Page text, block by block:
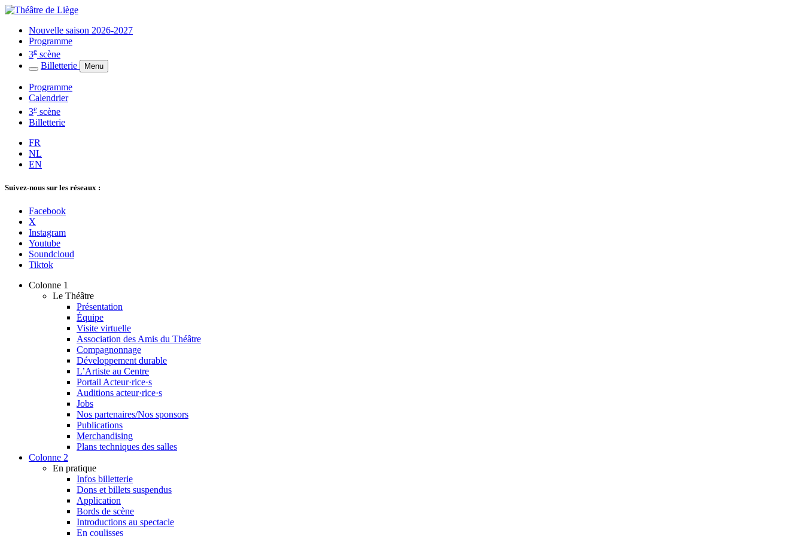
Nouvelle saison 2026-2027
Programme
3e scène
Billetterie
Menu
Programme
Calendrier
3e scène
Billetterie
FR
NL
EN
Suivez-nous sur les réseaux :
Facebook
X
Instagram
Youtube
Soundcloud
Tiktok
Colonne 1
Le Théâtre
Présentation
Équipe
Visite virtuelle
Association des Amis du Théâtre
Compagnonnage
Développement durable
L’Artiste au Centre
Portail Acteur·rice·s
Auditions acteur·rice·s
Jobs
Nos partenaires/Nos sponsors
Publications
Merchandising
Plans techniques des salles
Colonne 2
En pratique
Infos billetterie
Dons et billets suspendus
Application
Bords de scène
Introductions au spectacle
En coulisses